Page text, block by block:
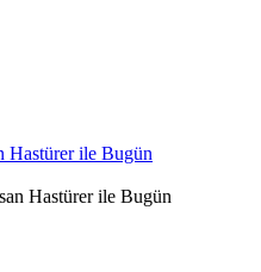
Hastürer ile Bugün